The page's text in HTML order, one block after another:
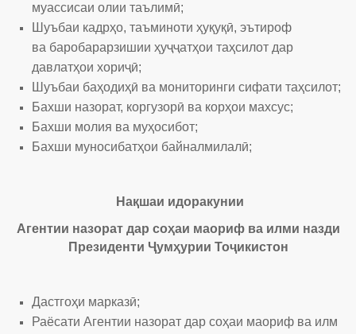
муассисаи олии таълимӣ;
Шуъбаи кадрҳо, таъминоти ҳуқуқӣ, эътироф
ва баробарарзишии ҳуҷҷатҳои таҳсилот дар
давлатҳои хориҷӣ;
Шуъбаи баҳодиҳӣ ва мониторинги сифати таҳсилот;
Бахши назорат, коргузорӣ ва корҳои махсус;
Бахши молия ва муҳосибот;
Бахши муносибатҳои байналмилалӣ;
Нақшаи идоракунии
Агентии назорат дар соҳаи маориф ва илми назди
Президенти Ҷумҳурии Тоҷикистон
Дастгоҳи марказӣ;
Раёсати Агентии назорат дар соҳаи маориф ва илм